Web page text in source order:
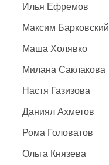
Илья Ефремов
Максим Барковский
Маша Холявко
Милана Саклакова
Настя Газизова
Даниял Ахметов
Рома Головатов
Ольга Князева